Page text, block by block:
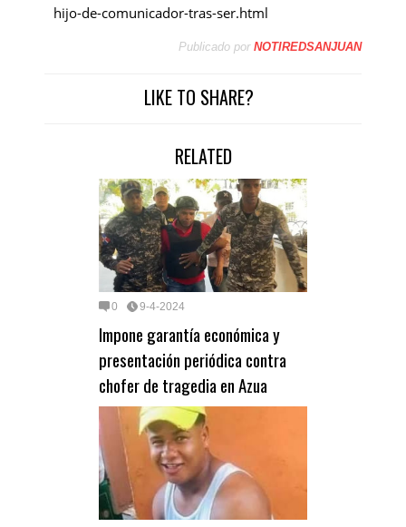
hijo-de-comunicador-tras-ser.html
Publicado por NOTIREDSANJUAN
LIKE TO SHARE?
RELATED
0 9-4-2024
Impone garantía económica y
presentación periódica contra
chofer de tragedia en Azua